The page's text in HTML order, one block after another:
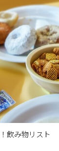
飲み物リスト